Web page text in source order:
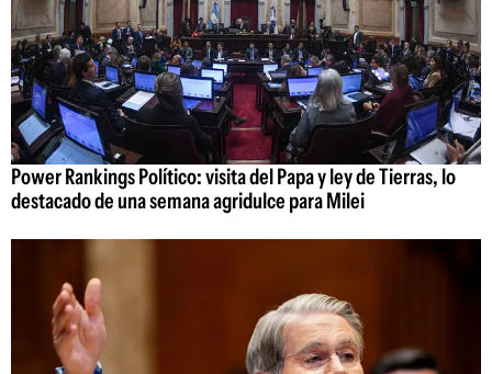
Power Rankings Político: visita del Papa y ley de Tierras, lo
destacado de una semana agridulce para Milei